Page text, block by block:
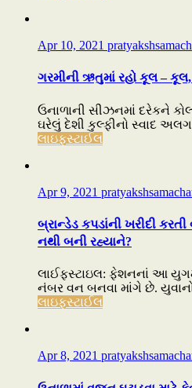
Apr 10, 2021
ગરમીની ઋતુમાં રહો કૂલ –
ઉનાળાની સીઝનમાં દરેકને
ઘરેલું દેશી કુલ્ફીનો સ્વાદ
લાઇફસ્ટાઈલ
Apr 9, 2021
બ્રાન્ડેડ કપડાંની ખરીદી
નથી બની રહ્યાને?
લાઈફસ્ટાઇલ: ફેશનનાં આ
નંબર વન બનવા માંગે છે.
લાઇફસ્ટાઈલ
Apr 8, 2021